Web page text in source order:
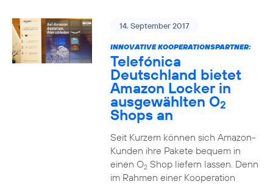
14. September 2017
INNOVATIVE KOOPERATIONSPARTNER:
Telefónica
Deutschland bietet
Amazon Locker in
ausgewählten O2
Shops an
Seit Kurzem können sich Amazon-
Kunden ihre Pakete bequem in
einen O2Shop liefern lassen. Denn
im Rahmen einer Kooperation